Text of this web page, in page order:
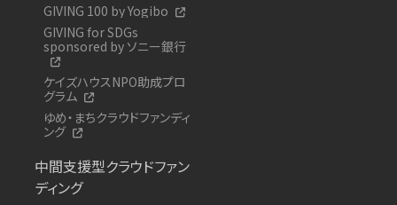
GIVING 100 by Yogibo
GIVING for SDGs
sponsored by ソニー銀行
ケイズハウスNPO助成プロ
グラム
ゆめ・まちクラウドファンディ
ング
中間支援型クラウドファン
ディング